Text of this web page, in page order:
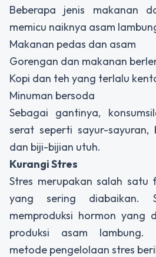
Beberapa jenis makanan
memicu naiknya asam
Makanan pedas dan asam
Gorengan dan makanan
Kopi dan teh yang terlalu
Minuman bersoda
Sebagai gantinya,
serat seperti sayur-sayuran,
dan biji-bijian utuh.
Kurangi Stres
Stres merupakan salah satu
yang sering diabaikan.
memproduksi hormon yang
produksi asam lambung.
metode pengelolaan stres